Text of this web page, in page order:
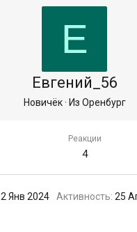
Е
Евгений_56
Новичёк · Из Оренбург
Реакции
4
2 Янв 2024 Активность 25